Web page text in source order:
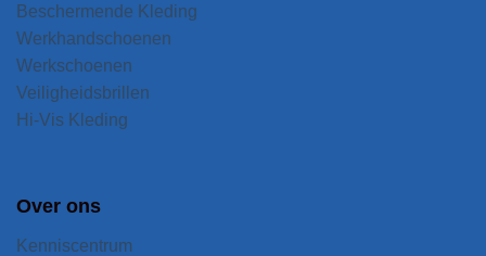
Beschermende Kleding
Werkhandschoenen
Werkschoenen
Veiligheidsbrillen
Hi-Vis Kleding
Over ons
Kenniscentrum